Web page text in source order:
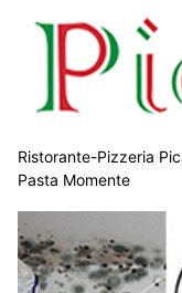
Ristorante-Pizzeria
Pasta Momente